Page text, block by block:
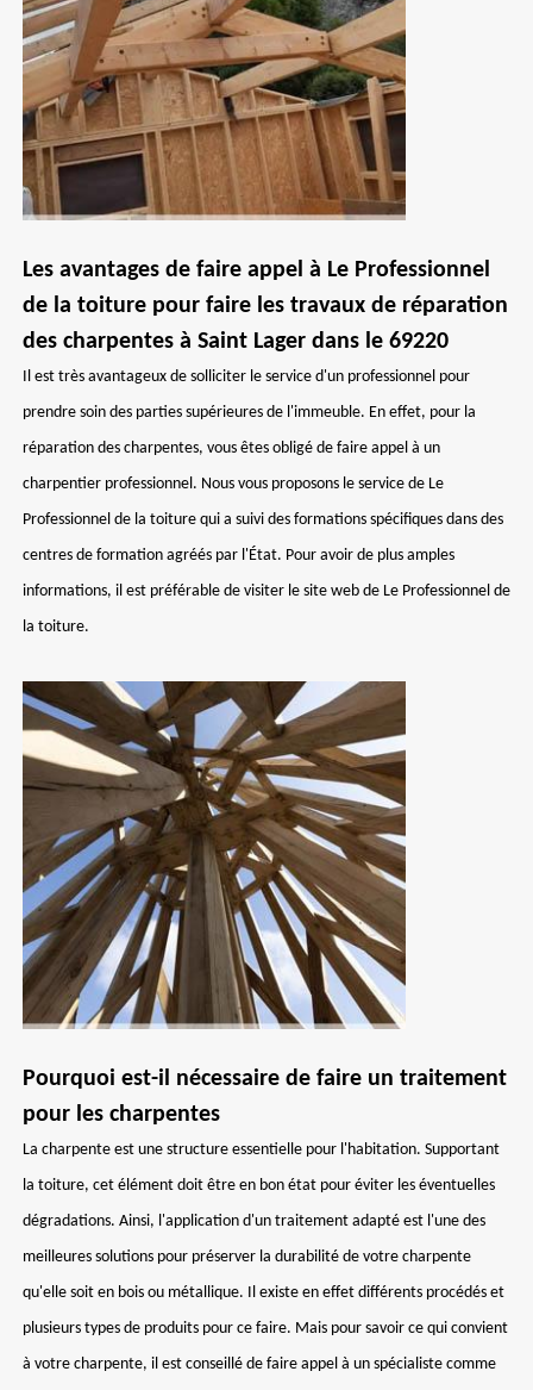
Les avantages de faire appel à Le Professionnel
de la toiture pour faire les travaux de réparation
des charpentes à Saint Lager dans le 69220
Il est très avantageux de solliciter le service d'un professionnel pour
prendre soin des parties supérieures de l'immeuble. En effet, pour la
réparation des charpentes, vous êtes obligé de faire appel à un
charpentier professionnel. Nous vous proposons le service de Le
Professionnel de la toiture qui a suivi des formations spécifiques dans des
centres de formation agréés par l'État. Pour avoir de plus amples
informations, il est préférable de visiter le site web de Le Professionnel de
la toiture.
Pourquoi est-il nécessaire de faire un traitement
pour les charpentes
La charpente est une structure essentielle pour l'habitation. Supportant
la toiture, cet élément doit être en bon état pour éviter les éventuelles
dégradations. Ainsi, l'application d'un traitement adapté est l'une des
meilleures solutions pour préserver la durabilité de votre charpente
qu'elle soit en bois ou métallique. Il existe en effet différents procédés et
plusieurs types de produits pour ce faire. Mais pour savoir ce qui convient
à votre charpente, il est conseillé de faire appel à un spécialiste comme